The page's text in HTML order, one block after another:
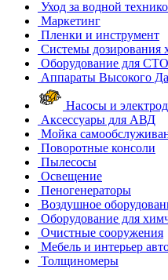
Уход за водной
Маркетинг
Пленки и инструмент
Системы дозирования
Оборудование для СТО
Аппараты Высокого
Насосы и
Аксессуары для АВД
Мойка
Поворотные консоли
Пылесосы
Освещение
Пеногенераторы
Воздушное
Оборудование для
Очистные сооружения
Мебель и интерьер
Толщиномеры